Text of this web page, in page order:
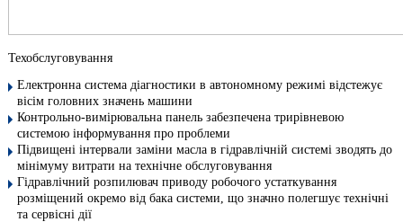
Техобслуговування
Електронна система діагностики в автономному режимі відстежує
вісім головних значень машини
Контрольно-вимірювальна панель забезпечена трирівневою
системою інформування про проблеми
Підвищені інтервали заміни масла в гідравлічній системі зводять до
мінімуму витрати на технічне обслуговування
Гідравлічний розпилювач приводу робочого устаткування
розміщений окремо від бака системи, що значно полегшує технічні
та сервісні дії